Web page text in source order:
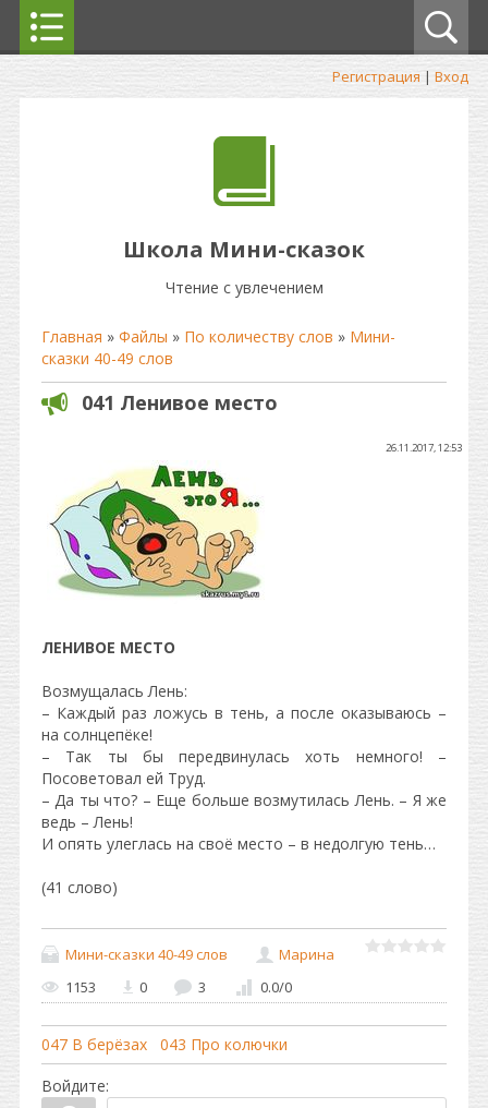
Регистрация | Вход
Школа Мини-сказок
Чтение с увлечением
Главная » Файлы » По количеству слов » Мини-
сказки 40-49 слов
041 Ленивое место
26.11.2017, 12:53
ЛЕНИВОЕ МЕСТО
Возмущалась Лень:
– Каждый раз ложусь в тень, а после оказываюсь –
на солнцепёке!
– Так ты бы передвинулась хоть немного! –
Посоветовал ей Труд.
– Да ты что? – Еще больше возмутилась Лень. – Я же
ведь – Лень!
И опять улеглась на своё место – в недолгую тень…
(41 слово)
Мини-сказки 40-49 слов
Марина
1153
0 3 0.0/0
047 В берёзах
043 Про колючки
Войдите: